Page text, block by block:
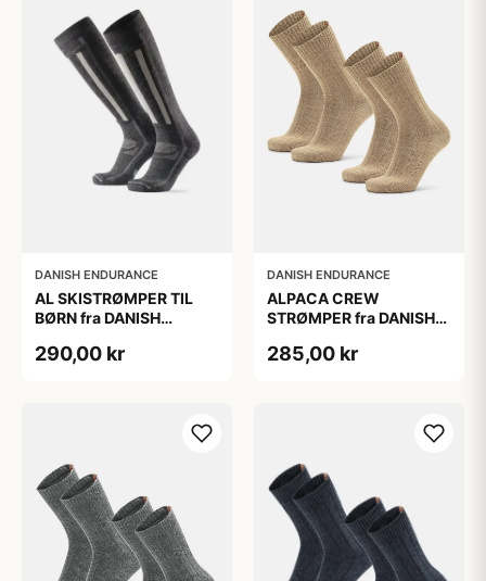
DANISH ENDURANCE
AL SKISTRØMPER TIL
BØRN fra DANISH
Mørkegrå/Lysegrå, 35-
290,00 kr
DANISH ENDURANCE
ALPACA CREW
STRØMPER fra DANISH
38, Varm og åndbar
285,00 kr